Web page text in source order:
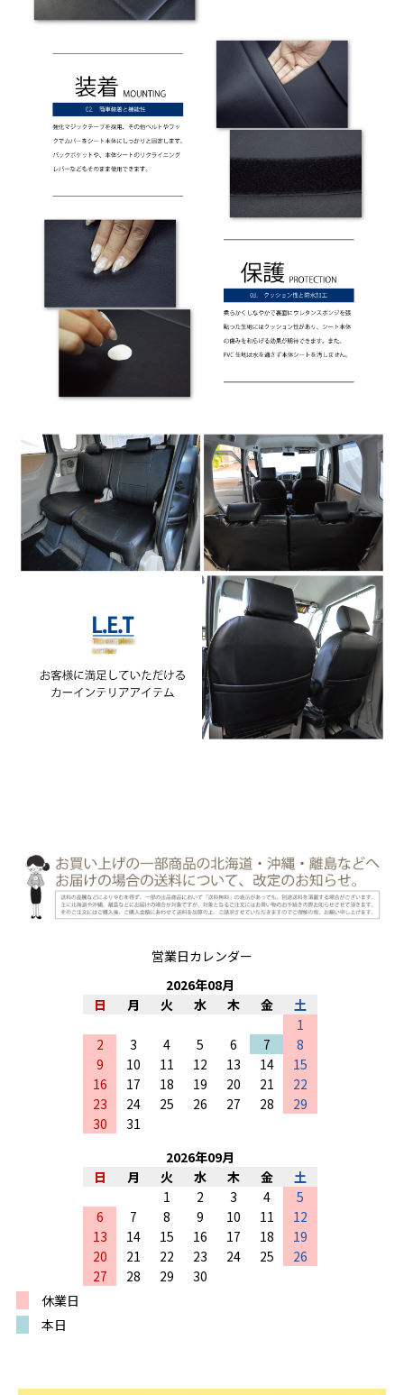
営業日カレンダー
2026年08月
日
月 火 水 木 金
土
1
2
3 4 5 6 7
8
9
10 11 12 13 14
15
16
17 18 19 20 21
22
23
24 25 26 27 28
29
30
31
2026年09月
日
月 火 水 木 金
土
1
2 3 4
5
6
7 8 9 10 11
12
13
14 15 16 17 18
19
20
21 22 23 24 25
26
27
28 29
30
休業日
本日